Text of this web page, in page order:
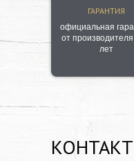
ГАРАНТИЯ
официальная
от
лет